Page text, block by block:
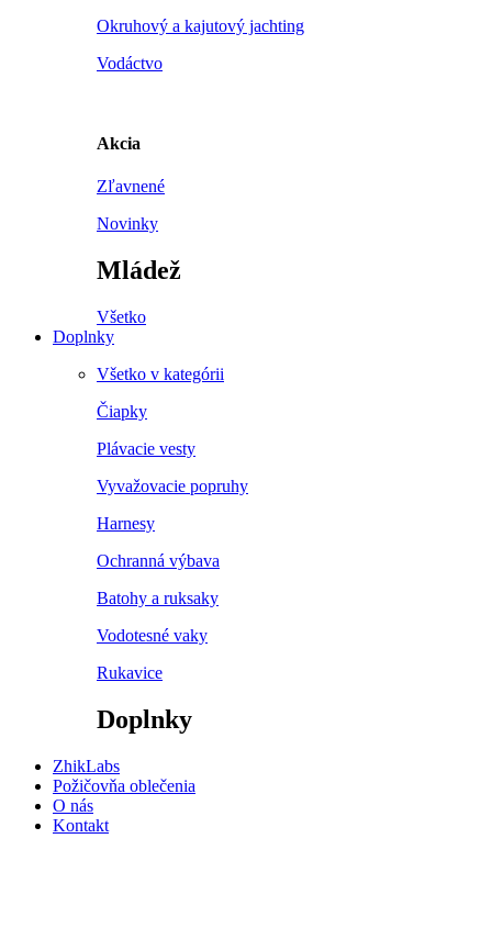
Okruhový a kajutový jachting
Vodáctvo
Akcia
Zľavnené
Novinky
Mládež
Všetko
Doplnky
Všetko v kategórii
Čiapky
Plávacie vesty
Vyvažovacie popruhy
Harnesy
Ochranná výbava
Batohy a ruksaky
Vodotesné vaky
Rukavice
Doplnky
ZhikLabs
Požičovňa oblečenia
O nás
Kontakt